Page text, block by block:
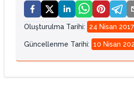
Oluşturulma Tarihi: 24 Nisan 2017
Güncellenme Tarihi: 10 Nisan